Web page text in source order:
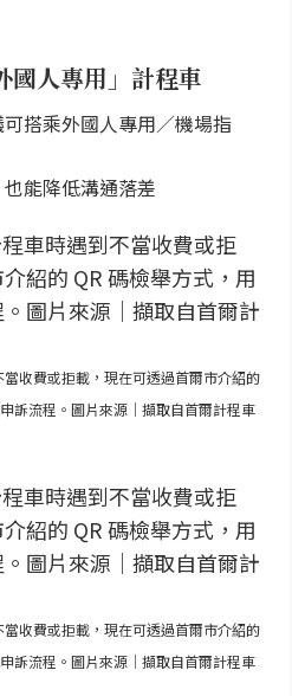
人專用」計程車
搭乘外國人專用／機場指
能降低溝通落差
收費或拒載，現在可透過首爾市介紹的
訴流程。圖片來源｜擷取自首爾計程車
收費或拒載，現在可透過首爾市介紹的
訴流程。圖片來源｜擷取自首爾計程車